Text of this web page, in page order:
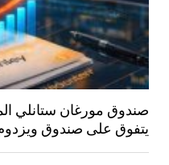
صندوق مورغان ستانلي
يتفوق على صندوق